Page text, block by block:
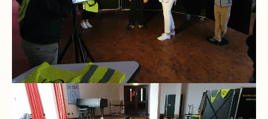
Hauptschulbildungsgang
Wahlpflichtunterricht
ab
Kl.